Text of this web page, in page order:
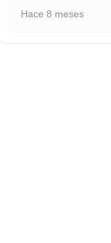
Hace 8 meses